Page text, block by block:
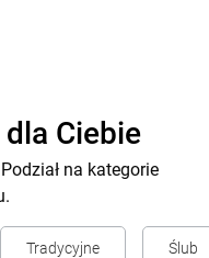
Ciebie
na kategorie
Tradycyjne Ślub